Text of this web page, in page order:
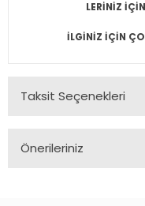
LERİNİZ
İLGİNİZ İÇİN
Taksit Seçenekleri
Önerileriniz